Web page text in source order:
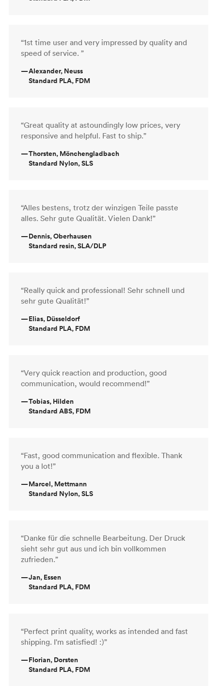
“1st time user and very impressed by quality and
speed of service. ”
—Alexander, Neuss
Standard PLA, FDM
“Great quality at astoundingly low prices, very
responsive and helpful. Fast to ship.”
—Thorsten, Mönchengladbach
Standard Nylon, SLS
“Alles bestens, trotz der winzigen Teile passte
alles. Sehr gute Qualität. Vielen Dank!”
—Dennis, Oberhausen
Standard resin, SLA/DLP
“Really quick and professional! Sehr schnell und
sehr gute Qualität!”
—Elias, Düsseldorf
Standard PLA, FDM
“Very quick reaction and production, good
communication, would recommend!”
—Tobias, Hilden
Standard ABS, FDM
“Fast, good communication and flexible. Thank
you a lot!”
—Marcel, Mettmann
Standard Nylon, SLS
“Danke für die schnelle Bearbeitung. Der Druck
sieht sehr gut aus und ich bin vollkommen
zufrieden.”
—Jan, Essen
Standard PLA, FDM
“Perfect print quality, works as intended and fast
shipping. I'm satisfied! :)”
—Florian, Dorsten
Standard PLA, FDM